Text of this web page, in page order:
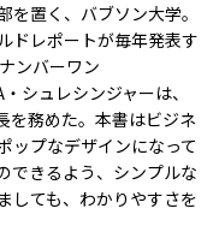
置く、バブソン大学。
ドレポートが毎年発表す
ンバーワン
シュレシンジャーは、
を務めた。本書はビジネ
ップなデザインになって
できるよう、シンプルな
しても、わかりやすさを